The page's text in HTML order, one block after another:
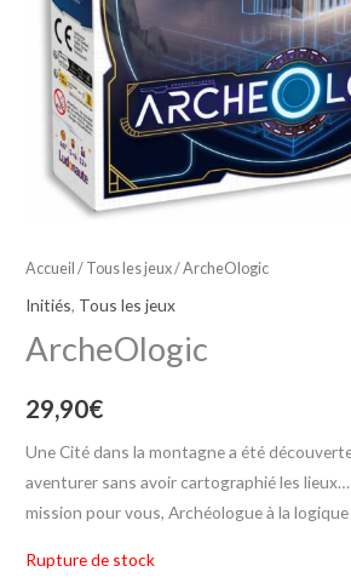
Accueil / Tous les jeux/ ArcheOlogic
Initiés, Tous les jeux
ArcheOlogic
29,90€
Une Cité dans la montagne a été découverte
aventurer sans avoir cartographié les
mission pour vous, Archéologue à la logique
Rupture de stock